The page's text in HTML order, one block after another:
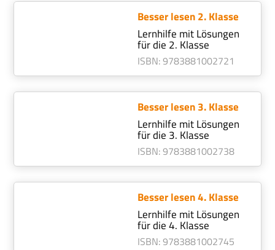
Besser lesen 2. Klasse
Lernhilfe mit Lösungen
für die 2. Klasse
ISBN:9783881002721
Besser lesen 3. Klasse
Lernhilfe mit Lösungen
für die 3. Klasse
ISBN:9783881002738
Besser lesen 4. Klasse
Lernhilfe mit Lösungen
für die 4. Klasse
ISBN:9783881002745